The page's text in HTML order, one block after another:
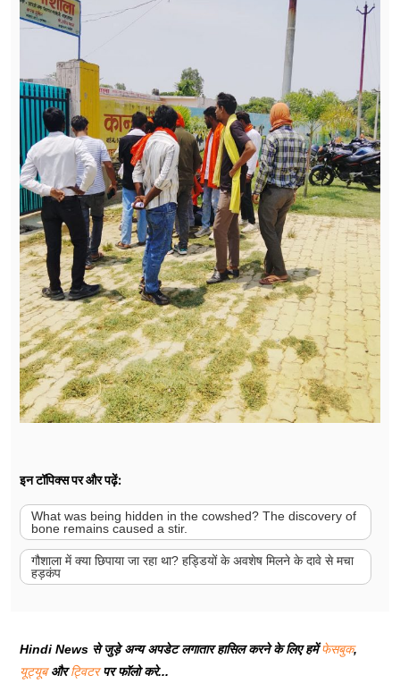
इन टॉपिक्स पर और पढ़ें:
What was being hidden in the cowshed? The discovery of
bone remains caused a stir.
गौशाला में क्या छिपाया जा रहा था? हड्डियों के अवशेष मिलने के दावे से मचा
हड़कंप
Hindi News से जुड़े अन्य अपडेट लगातार हासिल करने के लिए हमेंफेसबुक,
यूट्यूबऔरट्विटरपर फॉलो करे...